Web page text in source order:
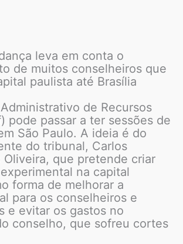
leva em conta o
de muitos conselheiros que
paulista até Brasília
de Recursos
pode passar a ter sessões de
São Paulo. A ideia é do
do tribunal, Carlos
Oliveira, que pretende criar
na capital
forma de melhorar a
para os conselheiros e
e evitar os gastos no
conselho, que sofreu cortes